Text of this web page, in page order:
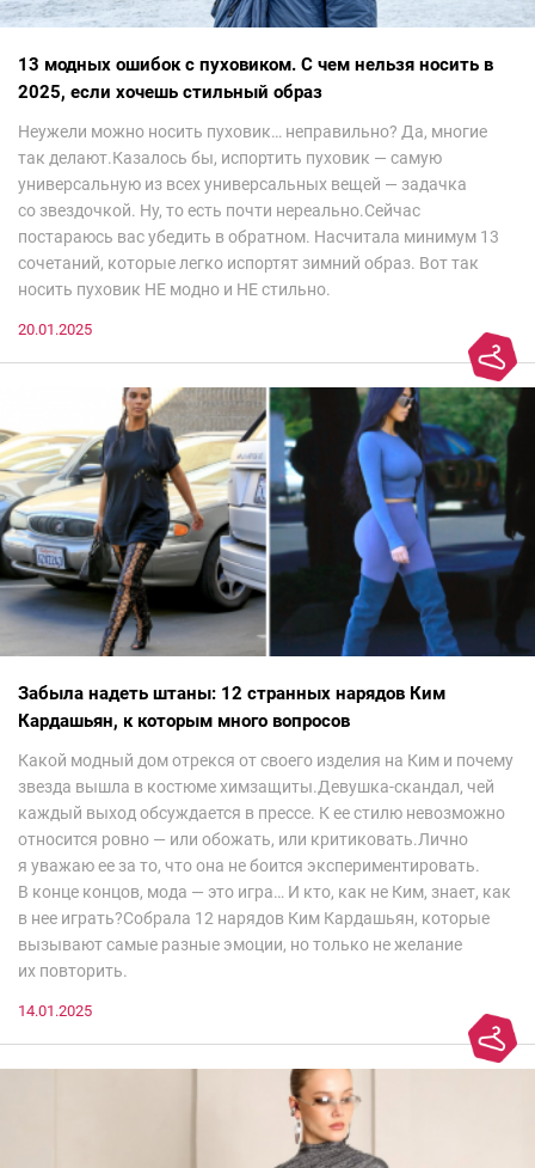
13 модных ошибок с пуховиком. С чем нельзя носить в
2025, если хочешь стильный образ
Неужели можно носить пуховик… неправильно? Да, многие
так делают.Казалось бы, испортить пуховик — самую
универсальную из всех универсальных вещей — задачка
со звездочкой. Ну, то есть почти нереально.Сейчас
постараюсь вас убедить в обратном. Насчитала минимум 13
сочетаний, которые легко испортят зимний образ. Вот так
носить пуховик НЕ модно и НЕ стильно.
20.01.2025
Забыла надеть штаны: 12 странных нарядов Ким
Кардашьян, к которым много вопросов
Какой модный дом отрекся от своего изделия на Ким и почему
звезда вышла в костюме химзащиты.Девушка-скандал, чей
каждый выход обсуждается в прессе. К ее стилю невозможно
относится ровно — или обожать, или критиковать.Лично
я уважаю ее за то, что она не боится экспериментировать.
В конце концов, мода — это игра… И кто, как не Ким, знает, как
в нее играть?Собрала 12 нарядов Ким Кардашьян, которые
вызывают самые разные эмоции, но только не желание
их повторить.
14.01.2025